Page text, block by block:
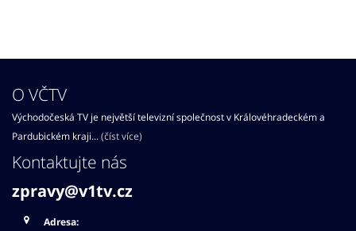
O VČTV
Východočeská TV je největší televizní společnost v Královéhradeckém a
Pardubickém kraji... (číst více)
Kontaktujte nás
zpravy@v1tv.cz
Adresa: